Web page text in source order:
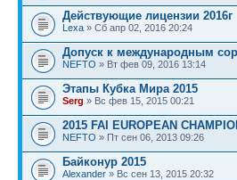
Действующие лицензии 2016г
Lexa » Сб апр 02, 2016 20:24
Допуск к международным
NEFTO » Вт фев 09, 2016 13:14
Этапы Кубка Мира 2015
Serg » Вс фев 15, 2015 00:21
2015 FAI EUROPEAN
NEFTO » Пт сен 06, 2013 09:26
Байконур 2015
Alexander » Вс сен 13, 2015 20:32